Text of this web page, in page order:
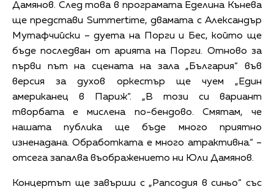
Дамянов. След това в програмата Еделина Кънева
ще представи Summertime, двамата с Александър
Мутафчийски – дуета на Порги и Бес, който ще
бъде последван от арията на Порги. Отново за
първи път на сцената на зала „България“ във
версия за духов оркестър ще чуем „Един
американец в Париж“. „В този си вариант
творбата е мислена по-бендово. Смятам, че
нашата публика ще бъде много приятно
изненадана. Обработката е много атрактивна.“ –
отсега запалва въображението ни Юли Дамянов.
Концертът ще завърши с „Рапсодия в синьо“ със